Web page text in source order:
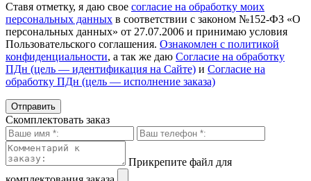
Ставя отметку, я даю свое согласие на обработку моих
персональных данных в соответствии с законом №152-ФЗ «О
персональных данных» от 27.07.2006 и принимаю условия
Пользовательского соглашения. Ознакомлен с политикой
конфиденциальности, а так же даю Согласие на обработку
ПДн (цель — идентификация на Сайте) и Согласие на
обработку ПДн (цель — исполнение заказа)
Скомплектовать заказ
Прикрепите файл для